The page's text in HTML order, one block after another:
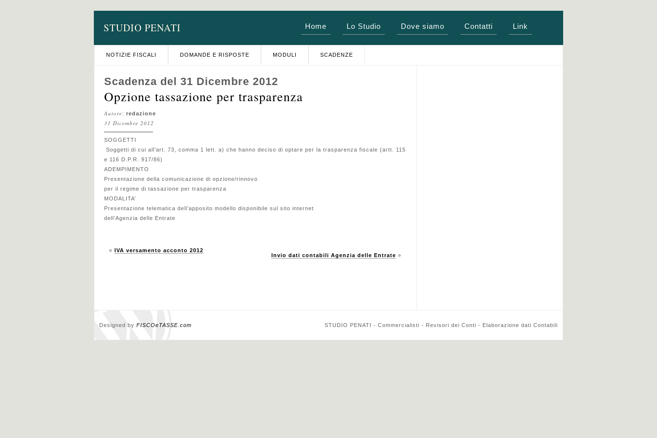
STUDIO PENATI Home Lo Studio Dove siamo Contatti Link
NOTIZIE FISCALI DOMANDE E RISPOSTE MODULI SCADENZE
Scadenza del 31 Dicembre 2012
Opzione tassazione per trasparenza
Autore: redazione
31 Dicembre 2012
SOGGETTI
Soggetti di cui all’art. 73, comma 1 lett. a) che hanno deciso di optare per la trasparenza fiscale (artt. 115
e 116 D.P.R. 917/86)
ADEMPIMENTO
Presentazione della comunicazione di opzione/rinnovo
per il regime di tassazione per trasparenza
MODALITA’
Presentazione telematica dell’apposito modello disponibile sul sito internet
dell’Agenzia delle Entrate
« IVA versamento acconto 2012
Invio dati contabili Agenzia delle Entrate »
Designed by FISCOeTASSE.com STUDIO PENATI - Commercialisti - Revisori dei Conti - Elaborazione dati Contabili